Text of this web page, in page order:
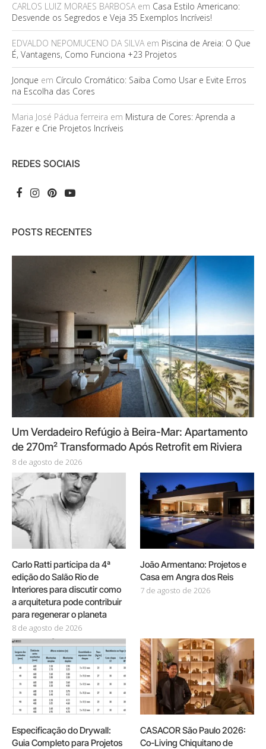
CARLOS LUIZ MORAES BARBOSAem Casa Estilo Americano:
Desvende os Segredos e Veja 35 Exemplos Incríveis!
EDVALDO NEPOMUCENO DA SILVAem Piscina de Areia: O Que
É, Vantagens, Como Funciona +23 Projetos
Jonque em Círculo Cromático: Saiba Como Usar e Evite Erros
na Escolha das Cores
Maria José Pádua ferreira em Mistura de Cores: Aprenda a
Fazer e Crie Projetos Incríveis
REDES SOCIAIS
POSTS RECENTES
Um Verdadeiro Refúgio à Beira-Mar: Apartamento
de 270m² Transformado Após Retrofit em Riviera
8 de agosto de 2026
Carlo Ratti participa da 4ª
edição do Salão Rio de
Interiores para discutir como
a arquitetura pode contribuir
para regenerar o planeta
8 de agosto de 2026
João Armentano: Projetos e
Casa em Angra dos Reis
7 de agosto de 2026
Especificação do Drywall:
Guia Completo para Projetos
CASACOR São Paulo 2026:
Co-Living Chiquitano de